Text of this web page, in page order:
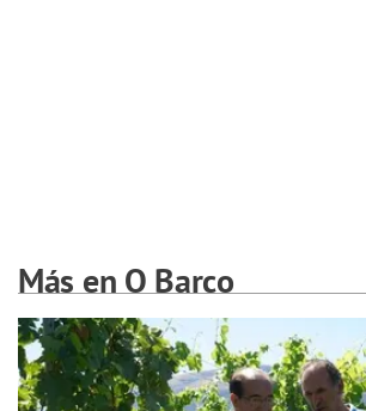
Más en O Barco